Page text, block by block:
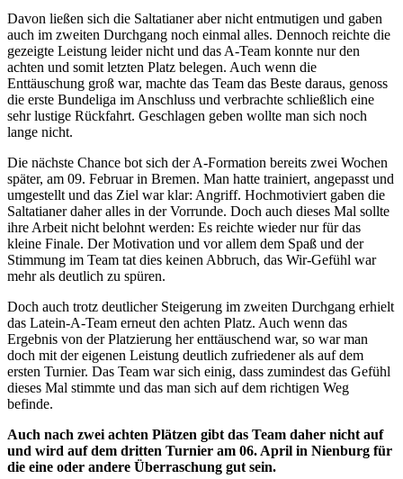
Davon ließen sich die Saltatianer aber nicht entmutigen und gaben
auch im zweiten Durchgang noch einmal alles. Dennoch reichte die
gezeigte Leistung leider nicht und das A-Team konnte nur den
achten und somit letzten Platz belegen. Auch wenn die
Enttäuschung groß war, machte das Team das Beste daraus, genoss
die erste Bundeliga im Anschluss und verbrachte schließlich eine
sehr lustige Rückfahrt. Geschlagen geben wollte man sich noch
lange nicht.
Die nächste Chance bot sich der A-Formation bereits zwei Wochen
später, am 09. Februar in Bremen. Man hatte trainiert, angepasst und
umgestellt und das Ziel war klar: Angriff. Hochmotiviert gaben die
Saltatianer daher alles in der Vorrunde. Doch auch dieses Mal sollte
ihre Arbeit nicht belohnt werden: Es reichte wieder nur für das
kleine Finale. Der Motivation und vor allem dem Spaß und der
Stimmung im Team tat dies keinen Abbruch, das Wir-Gefühl war
mehr als deutlich zu spüren.
Doch auch trotz deutlicher Steigerung im zweiten Durchgang erhielt
das Latein-A-Team erneut den achten Platz. Auch wenn das
Ergebnis von der Platzierung her enttäuschend war, so war man
doch mit der eigenen Leistung deutlich zufriedener als auf dem
ersten Turnier. Das Team war sich einig, dass zumindest das Gefühl
dieses Mal stimmte und das man sich auf dem richtigen Weg
befinde.
Auch nach zwei achten Plätzen gibt das Team daher nicht auf
und wird auf dem dritten Turnier am 06. April in Nienburg für
die eine oder andere Überraschung gut sein.